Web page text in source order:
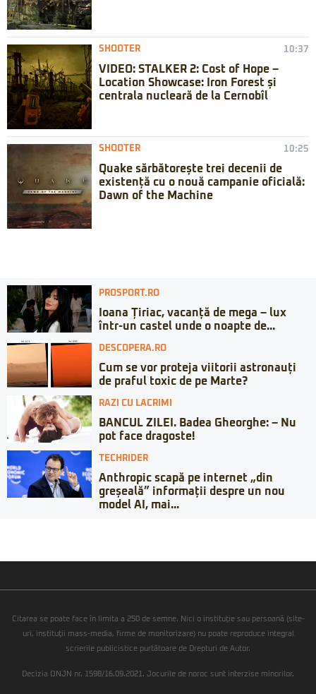
SHOOTER 10:37
VIDEO: STALKER 2: Cost of Hope –
Location Showcase: Iron Forest și
centrala nucleară de la Cernobîl
SHOOTER 10:25
Quake sărbătorește trei decenii de
existență cu o nouă campanie oficială:
Dawn of the Machine
PROSPORT.RO
Ioana Țiriac, vacanță de mega – lux
într-un castel unde o noapte de...
DESCOPERA.RO
Cum se vor proteja viitorii astronauți
de praful toxic de pe Marte?
RAZI CU LACRIMI
BANCUL ZILEI. Badea Gheorghe: – Nu
pot face dragoste!
TECHRIDER
Anthropic scapă pe internet „din
greșeală” informații despre un nou
model AI, mai...
Citarea se poate face în limita a 250 de semne. Nici o instituţie sau persoană (site-
uri, instituţii mass-media, firme de monitorizare) nu poate reproduce integral
scrierile publicistice purtătoare de Drepturi de Autor.
Decizia ONJN nr. 1598/16.09.2021. Jocurile de noroc sunt interzise minorilor.